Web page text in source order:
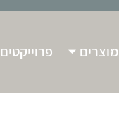
מוצרים פרוייקטים